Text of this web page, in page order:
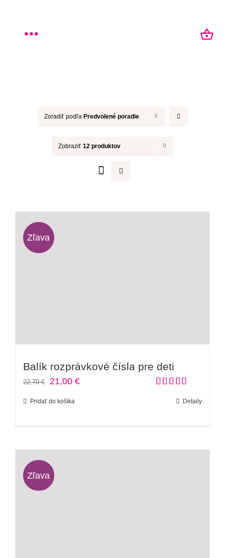
Kontakt
Zoradiť podľa Predvolené poradie
Zobraziť 12 produktov
Zľava
Balík rozprávkové čísla pre deti
z 5
22,70€
Pôvodná
cena
21,00 €Aktuálna
Pridať do košíka Detaily
Zľava